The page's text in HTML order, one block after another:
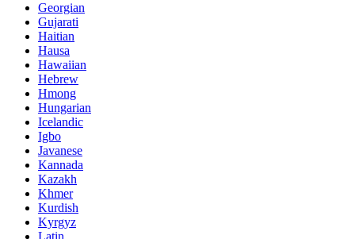
Georgian
Gujarati
Haitian
Hausa
Hawaiian
Hebrew
Hmong
Hungarian
Icelandic
Igbo
Javanese
Kannada
Kazakh
Khmer
Kurdish
Kyrgyz